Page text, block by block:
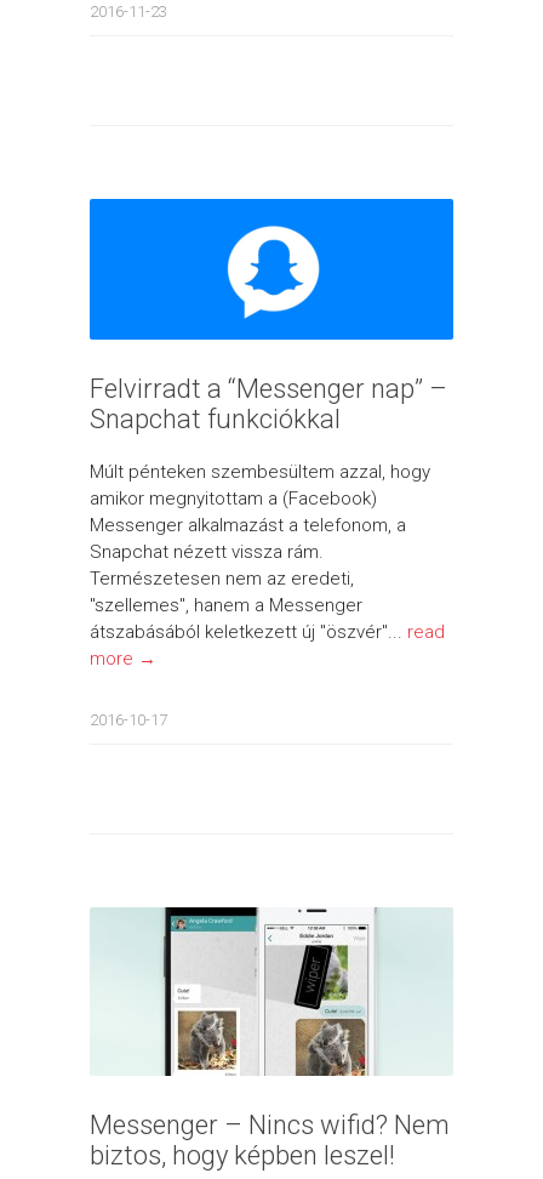
2016-11-23
Felvirradt a “Messenger nap” –
Snapchat funkciókkal
Múlt pénteken szembesültem azzal, hogy
amikor megnyitottam a (Facebook)
Messenger alkalmazást a telefonom, a
Snapchat nézett vissza rám.
Természetesen nem az eredeti,
"szellemes", hanem a Messenger
átszabásából keletkezett új "öszvér"... read
more →
2016-10-17
Messenger – Nincs wifid? Nem
biztos, hogy képben leszel!